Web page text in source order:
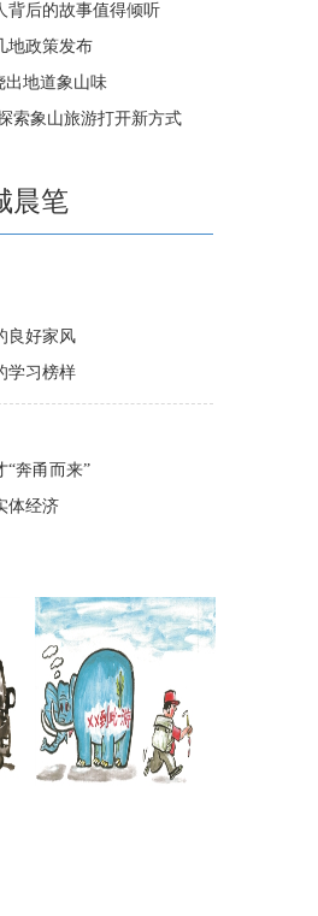
背后的故事值得倾听
地政策发布
出地道象山味
索象山旅游打开新方式
晨笔
良好家风
学习榜样
“奔甬而来”
体经济